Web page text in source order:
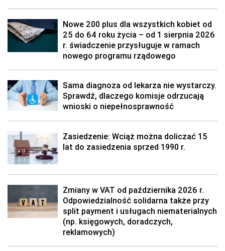
Nowe 200 plus dla wszystkich kobiet od
25 do 64 roku życia – od 1 sierpnia 2026
r. świadczenie przysługuje w ramach
nowego programu rządowego
Sama diagnoza od lekarza nie wystarczy.
Sprawdź, dlaczego komisje odrzucają
wnioski o niepełnosprawność
Zasiedzenie: Wciąż można doliczać 15
lat do zasiedzenia sprzed 1990 r.
Zmiany w VAT od października 2026 r.
Odpowiedzialność solidarna także przy
split payment i usługach niematerialnych
(np. księgowych, doradczych,
reklamowych)